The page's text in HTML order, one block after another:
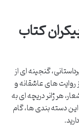
کتاب
گنجینه ای از
های عاشقانه و
هر ژانر دریچه ای به
دسته بندی ها، گام